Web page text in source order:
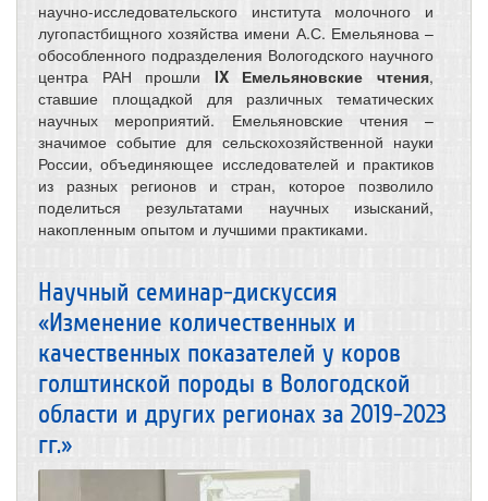
научно-исследовательского института молочного и
лугопастбищного хозяйства имени А.С. Емельянова –
обособленного подразделения Вологодского научного
центра РАН прошли IX Емельяновские чтения,
ставшие площадкой для различных тематических
научных мероприятий. Емельяновские чтения –
значимое событие для сельскохозяйственной науки
России, объединяющее исследователей и практиков
из разных регионов и стран, которое позволило
поделиться результатами научных изысканий,
накопленным опытом и лучшими практиками.
Научный семинар-дискуссия
«Изменение количественных и
качественных показателей у коров
голштинской породы в Вологодской
области и других регионах за 2019-2023
гг.»